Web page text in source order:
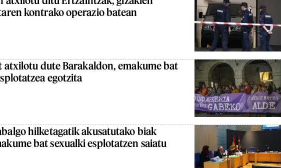
kontrako operazio batean
atxilotu dute Barakaldon, emakume bat
egotzita
hilketagatik akusatutako biak
bat sexualki esplotatzen saiatu